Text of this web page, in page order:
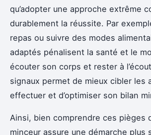
qu’adopter une approche extrême
durablement la réussite. Par
repas ou suivre des modes
adaptés pénalisent la santé et le
écouter son corps et rester à
signaux permet de mieux cibler les
effectuer et d’optimiser son bilan
Ainsi, bien comprendre ces pièges
minceur assure une démarche plus